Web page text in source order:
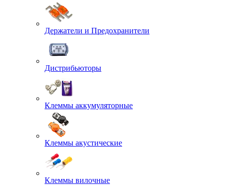
Держатели и Предохранители
Дистрибьюторы
Клеммы аккумуляторные
Клеммы акустические
Клеммы вилочные